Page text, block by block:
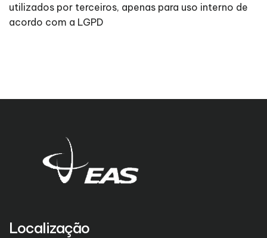
utilizados por terceiros, apenas para uso interno de
acordo com a LGPD
Localização